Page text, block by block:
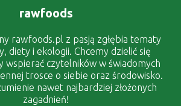
rawfoods
rawfoods.pl z pasją zgłębia tematy
diety i ekologii. Chcemy dzielić się
wspierać czytelników w świadomych
trosce o siebie oraz środowisko.
nawet najbardziej złożonych
zagadnień!